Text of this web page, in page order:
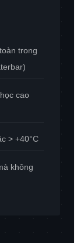
trong
cao
> +40°C
không